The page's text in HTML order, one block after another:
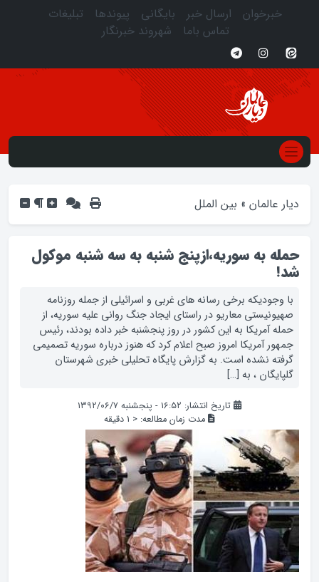
خبرخوان ارسال خبر بایگانی پیوندها
تبلیغات
تماس باما
شهروند خبرنگار
دیار عالمان » بین الملل
حمله به سوریه،ازپنج شنبه به سه شنبه موکول
شد!
با وجوديکه برخي رسانه هاي غربي و اسرائيلي از جمله روزنامه
صهيونيستي معاريو در راستاي ايجاد جنگ رواني عليه سوريه، از
حمله آمريکا به اين کشور در روز پنجشنبه خبر داده بودند، رئيس
جمهور آمريکا امروز صبح اعلام کرد که هنوز درباره سوريه تصميمي
گرفته نشده است. به گزارش پایگاه تحلیلی خبری شهرستان
گلپایگان ، به […]
تاریخ انتشار: ۱۶:۵۲ - پنجشنبه ۱۳۹۲/۰۶/۷
مدت زمان مطالعه: < 1 دقیقه